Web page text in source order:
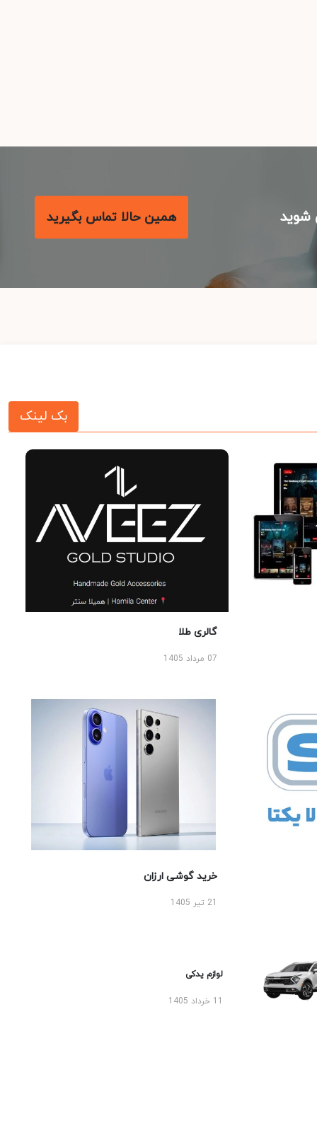
همین حالا تماس بگیرید
بک لینک
گالری طلا
07 مرداد 1405
خرید گوشی ارزان
لوازم یدکی